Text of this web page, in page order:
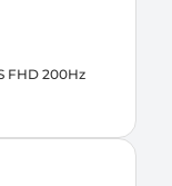
FHD 200Hz